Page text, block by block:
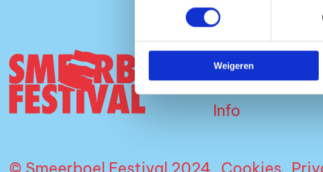
Weigeren
Tickets
Over ons
Info